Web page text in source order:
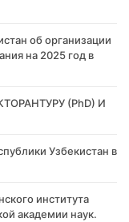
об организации
на 2025 год в
(PhD) И
Узбекистан в
института
академии наук.